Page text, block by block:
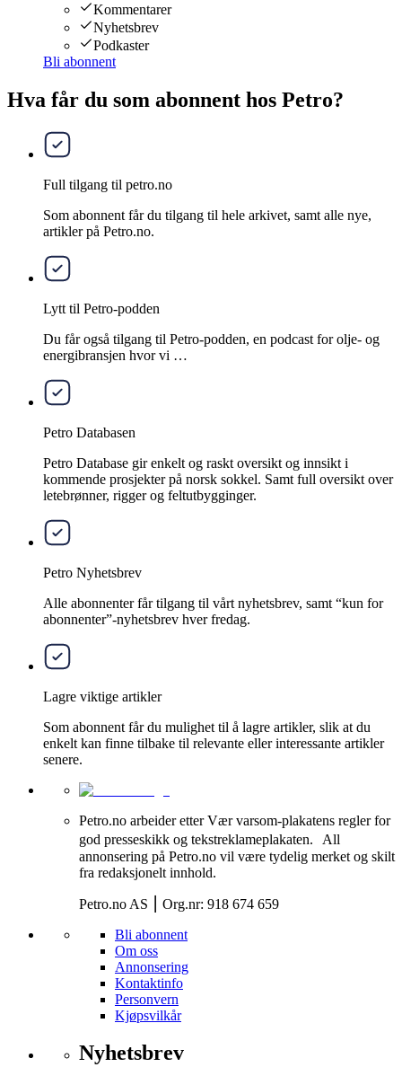
Kommentarer
Nyhetsbrev
Podkaster
Bli abonnent
Hva får du som abonnent hos Petro?
Full tilgang til petro.no
Som abonnent får du tilgang til hele arkivet, samt alle nye,
artikler på Petro.no.
Lytt til Petro-podden
Du får også tilgang til Petro-podden, en podcast for olje- og
energibransjen hvor vi …
Petro Databasen
Petro Database gir enkelt og raskt oversikt og innsikt i
kommende prosjekter på norsk sokkel. Samt full oversikt over
letebrønner, rigger og feltutbygginger.
Petro Nyhetsbrev
Alle abonnenter får tilgang til vårt nyhetsbrev, samt “kun for
abonnenter”-nyhetsbrev hver fredag.
Lagre viktige artikler
Som abonnent får du mulighet til å lagre artikler, slik at du
enkelt kan finne tilbake til relevante eller interessante artikler
senere.
Petro.no arbeider etter Vær varsom-plakatens regler for
god presseskikk og tekstreklameplakaten. All
annonsering på Petro.no vil være tydelig merket og skilt
fra redaksjonelt innhold.
Petro.no AS ⎮ Org.nr: 918 674 659
Bli abonnent
Om oss
Annonsering
Kontaktinfo
Personvern
Kjøpsvilkår
Nyhetsbrev